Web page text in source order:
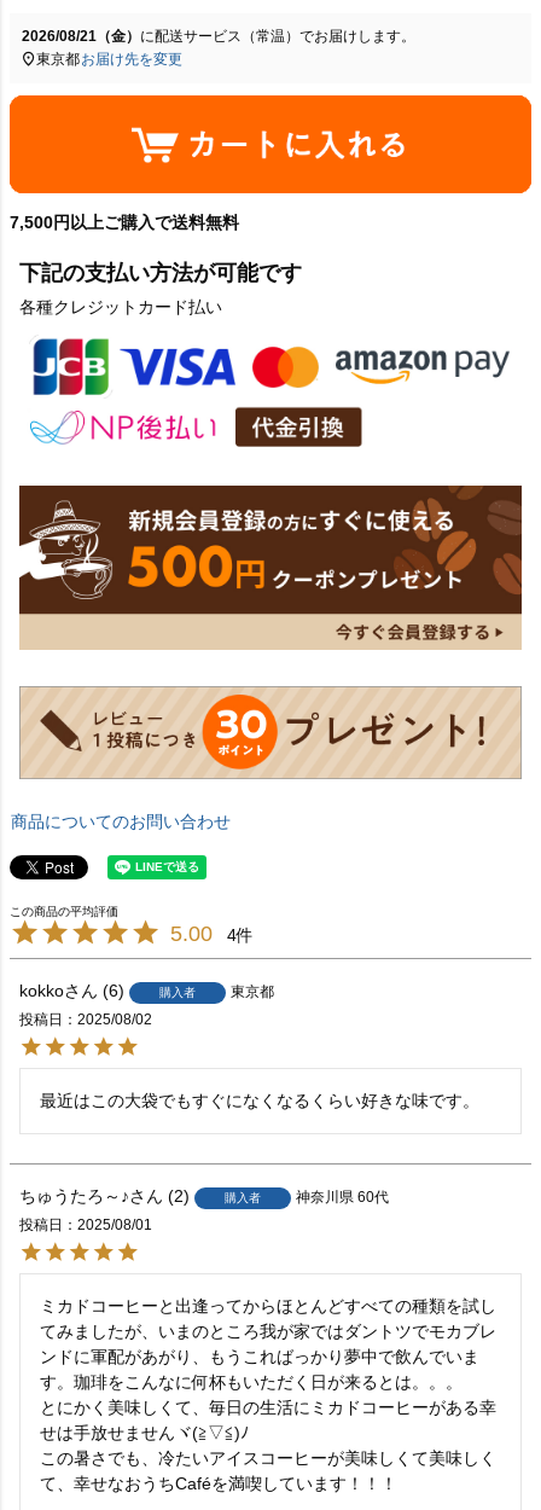
2026/08/21（金） に配送サービス（常温） でお届けします。
東京都お届け先を変更
7,500円以上ご購入で送料無料
下記の支払い方法が可能です
各種クレジットカード払い
商品についてのお問い合わせ
5.00 4
kokko 6 購入者
東京都
投稿日
2025/08/02
最近はこの大袋でもすぐになくなるくらい好きな味です。
ちゅうたろ～♪ 2 購入者 神奈川県 60代
投稿日
2025/08/01
ミカドコーヒーと出逢ってからほとんどすべての種類を試し
てみましたが、いまのところ我が家ではダントツでモカブレ
ンドに軍配があがり、もうこればっかり夢中で飲んでいま
す。珈琲をこんなに何杯もいただく日が来るとは。。。
とにかく美味しくて、毎日の生活にミカドコーヒーがある幸
せは手放せませんヾ(≧▽≦)ﾉ
この暑さでも、冷たいアイスコーヒーが美味しくて美味しく
て、幸せなおうちCaféを満喫しています！！！